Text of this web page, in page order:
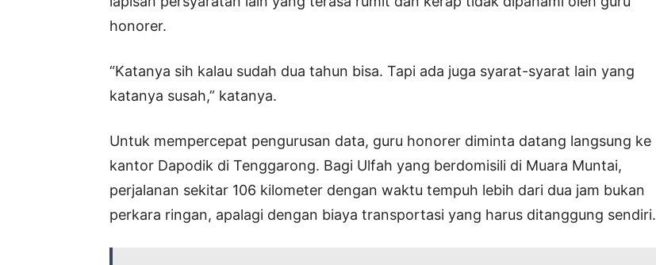
honorer.
“Katanya sih kalau sudah dua tahun bisa. Tapi ada juga syarat-syarat lain yang
katanya susah,” katanya.
Untuk mempercepat pengurusan data, guru honorer diminta datang langsung ke
kantor Dapodik di Tenggarong. Bagi Ulfah yang berdomisili di Muara Muntai,
perjalanan sekitar 106 kilometer dengan waktu tempuh lebih dari dua jam bukan
perkara ringan, apalagi dengan biaya transportasi yang harus ditanggung sendiri.